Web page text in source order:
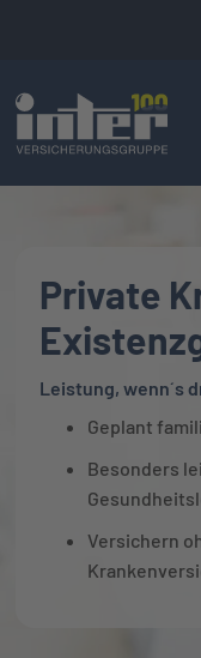
Private
Leistung, wenn´s
Geplant
Besonders
Versichern